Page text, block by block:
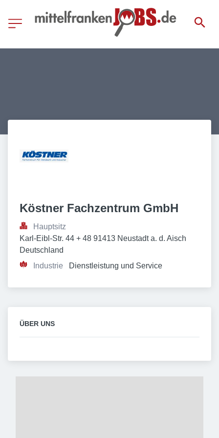
Köstner Fachzentrum GmbH
Hauptsitz
Karl-Eibl-Str. 44 + 48 91413 Neustadt a. d. Aisch
Deutschland
Industrie
Dienstleistung und Service
ÜBER UNS